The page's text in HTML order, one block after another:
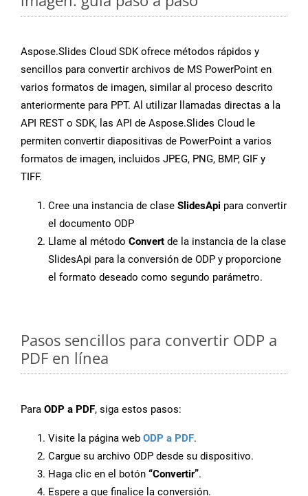
Aspose.Slides Cloud SDK ofrece métodos rápidos y
sencillos para convertir archivos de MS PowerPoint en
varios formatos de imagen, similar al proceso descrito
anteriormente para PPT. Al utilizar llamadas directas a la
API REST o SDK, las API de Aspose.Slides Cloud le
permiten convertir diapositivas de PowerPoint a varios
formatos de imagen, incluidos JPEG, PNG, BMP, GIF y
TIFF.
Cree una instancia de clase SlidesApi para convertir
el documento ODP
Llame al método Convert de la instancia de la clase
SlidesApi para la conversión de ODP y proporcione
el formato deseado como segundo parámetro.
Pasos sencillos para convertir ODP a
PDF en línea
Para ODP a PDF, siga estos pasos:
Visite la página web ODP a PDF.
Cargue su archivo ODP desde su dispositivo.
Haga clic en el botón “Convertir”.
Espere a que finalice la conversión.